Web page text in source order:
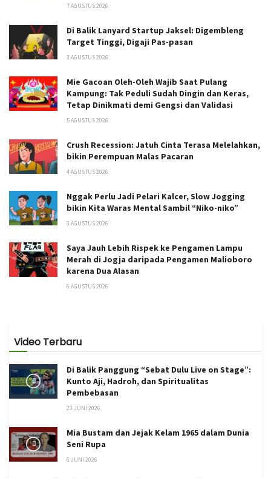
7 AGUSTUS 2026
Di Balik Lanyard Startup Jaksel: Digembleng
Target Tinggi, Digaji Pas-pasan
3 AGUSTUS 2026
Mie Gacoan Oleh-Oleh Wajib Saat Pulang
Kampung: Tak Peduli Sudah Dingin dan Keras,
Tetap Dinikmati demi Gengsi dan Validasi
5 AGUSTUS 2026
Crush Recession: Jatuh Cinta Terasa Melelahkan,
bikin Perempuan Malas Pacaran
4 AGUSTUS 2026
Nggak Perlu Jadi Pelari Kalcer, Slow Jogging
bikin Kita Waras Mental Sambil “Niko-niko”
3 AGUSTUS 2026
Saya Jauh Lebih Rispek ke Pengamen Lampu
Merah di Jogja daripada Pengamen Malioboro
karena Dua Alasan
6 AGUSTUS 2026
Video Terbaru
Di Balik Panggung “Sebat Dulu Live on Stage”:
Kunto Aji, Hadroh, dan Spiritualitas
Pembebasan
23 JUNI 2026
Mia Bustam dan Jejak Kelam 1965 dalam Dunia
Seni Rupa
6 JUNI 2026